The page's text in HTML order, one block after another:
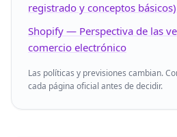
registrado y conceptos básicos)
Shopify — Perspectiva de las
comercio electrónico
Las políticas y previsiones cambian.
cada página oficial antes de decidir.